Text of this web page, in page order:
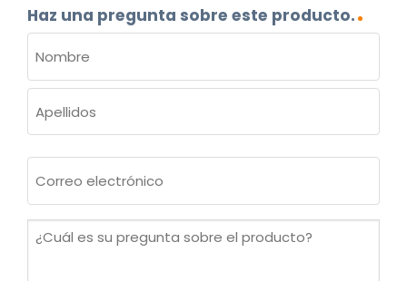
Haz una pregunta sobre este producto.
(OBLIGATORIO)
Nombre
electrónico
¿Cuál